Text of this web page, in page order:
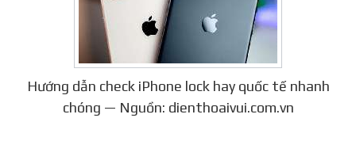
Hướng dẫn check iPhone lock hay quốc tế nhanh
chóng — Nguồn: dienthoaivui.com.vn